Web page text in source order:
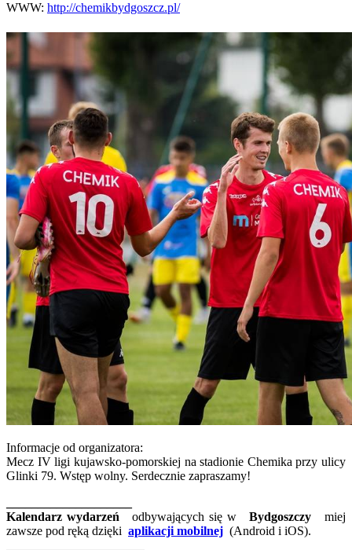
WWW: http://chemikbydgoszcz.pl/
Informacje od organizatora:
Mecz IV ligi kujawsko-pomorskiej na stadionie Chemika przy ulicy
Glinki 79. Wstęp wolny. Serdecznie zapraszamy!
Kalendarz wydarzeń odbywających się wBydgoszczy miej
zawsze pod ręką dzięki aplikacji mobilnej (Android i iOS).